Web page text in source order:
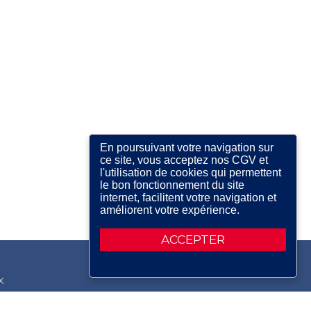
ACCEPTER
En poursuivant votre navigation sur
ce site, vous acceptez nos CGV et
l'utilisation de cookies qui permettent
le bon fonctionnement du site
internet, facilitent votre navigation et
améliorent votre expérience.